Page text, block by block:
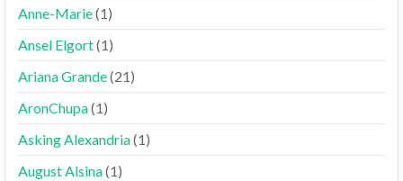
Anne-Marie(1)
Ansel Elgort(1)
Ariana Grande(21)
AronChupa(1)
Asking Alexandria(1)
August Alsina(1)